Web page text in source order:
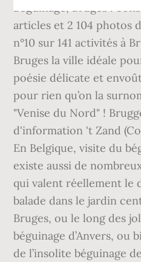
Béguinage, Bruges :
articles et 2 104 photos
n°10 sur 141 activités à
Bruges la ville idéale
poésie délicate et
pour rien qu’on la
"Venise du Nord" !
d'information 't Zand
En Belgique, visite du
existe aussi de
qui valent réellement le
balade dans le jardin
Bruges, ou le long des
béguinage d’Anvers, ou
de l’insolite béguinage